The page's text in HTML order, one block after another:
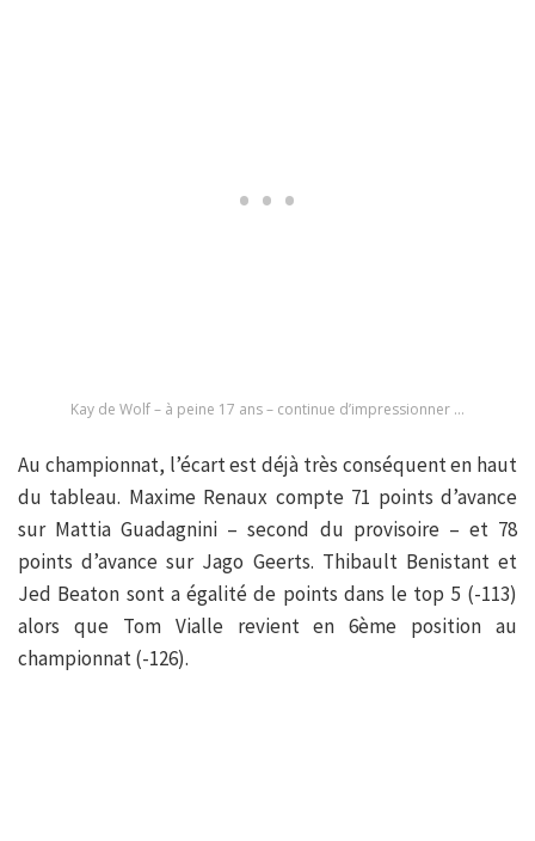
Kay de Wolf – à peine 17 ans – continue d’impressionner …
Au championnat, l’écart est déjà très conséquent en haut
du tableau. Maxime Renaux compte 71 points d’avance
sur Mattia Guadagnini – second du provisoire – et 78
points d’avance sur Jago Geerts. Thibault Benistant et
Jed Beaton sont a égalité de points dans le top 5 (-113)
alors que Tom Vialle revient en 6ème position au
championnat (-126).